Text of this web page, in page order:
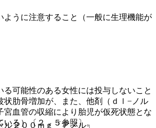
２００ｍｇ「アメル」
ように注意すること（一般に生理機能が
る可能性のある女性には投与しないこと
状肋骨増加が、また、他剤（ｄｌ−ノル
宮血管の収縮により胎児が仮死状態とな
る）〔２．５参照〕。